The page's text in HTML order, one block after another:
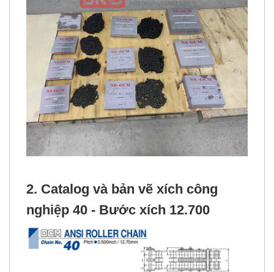
2. Catalog và bản vẽ xích công
nghiệp 40 - Bước xích 12.700